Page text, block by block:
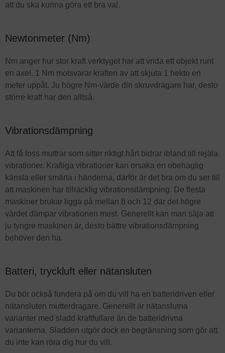
att du ska kunna göra ett bra val.
Newtonmeter (Nm)
Nm anger hur stor kraft verktyget har att vrida ett objekt runt
en axel. 1 Nm motsvarar kraften av att skjuta 1 hekto en
meter uppåt. Ju högre Nm-värde din skruvdragare har, desto
större kraft har den alltså.
Vibrationsdämpning
Att få loss muttrar som sitter riktigt hårt bidrar ibland till rejäla
vibrationer. Kraftiga vibrationer kan orsaka en obehaglig
känsla eller smärta i händerna, därför är det bra om du ser till
att maskinen har tillräcklig vibrationsdämpning. De flesta
maskiner brukar ligga på mellan 8 och 12 där det högre
värdet dämpar vibrationen mest. Generellt kan man säja att
ju tyngre maskinen är, desto bättre vibrationsdämpning
behöver den ha.
Batteri, tryckluft eller nätansluten
Du bör också fundera på om du vill ha en batteridriven eller
nätansluten mutterdragare. Generellt är nätanslutna
varianter med sladd kraftfullare än de batteridrivna
varianterna. Sladden utgör dock en begränsning som gör att
du inte kan röra dig hur du vill.